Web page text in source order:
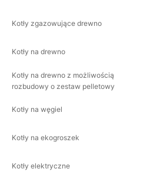
Kotły zgazowujące drewno
Kotły na drewno
Kotły na drewno z możliwością
rozbudowy o zestaw pelletowy
Kotły na węgiel
Kotły na ekogroszek
Kotły elektryczne